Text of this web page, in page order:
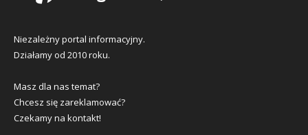
Niezależny portal informacyjny.
Działamy od 2010 roku.
Masz dla nas temat?
Chcesz się zareklamować?
Czekamy na kontakt!